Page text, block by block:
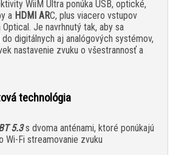
WiiM Ultra ponúka USB, optické,
a HDMI ARC, plus viacero vstupov
Je navrhnutý tak, aby sa
digitálnych aj analógových systémov,
nastavenie zvuku o všestrannosť a
technológia
5.3 s dvoma anténami, ktoré ponúkajú
Wi-Fi streamovanie zvuku